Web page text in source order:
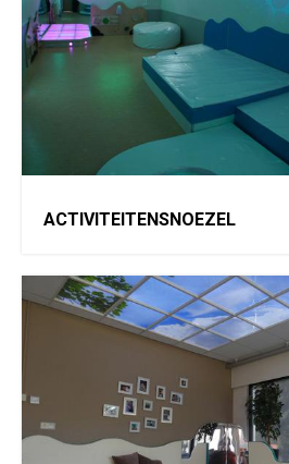
ACTIVITEITENSNOEZEL